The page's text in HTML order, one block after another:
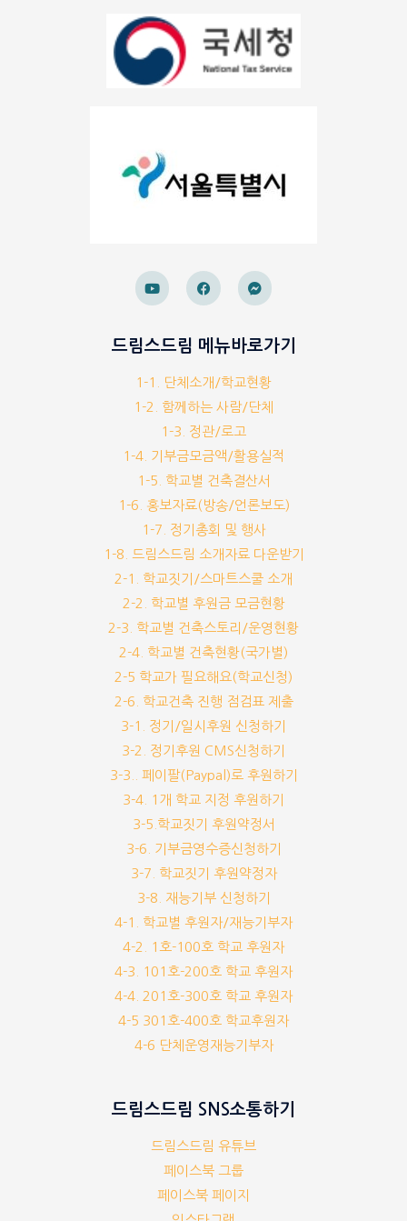
드림스드림 메뉴바로가기
1-1. 단체소개/학교현황
1-2. 함께하는 사람/단체
1-3. 정관/로고
1-4. 기부금모금액/활용실적
1-5. 학교별 건축결산서
1-6. 홍보자료(방송/언론보도)
1-7. 정기총회 및 행사
1-8. 드림스드림 소개자료 다운받기
2-1. 학교짓기/스마트스쿨 소개
2-2. 학교별 후원금 모금현황
2-3. 학교별 건축스토리/운영현황
2-4. 학교별 건축현황(국가별)
2-5 학교가 필요해요(학교신청)
2-6. 학교건축 진행 점검표 제출
3-1. 정기/일시후원 신청하기
3-2. 정기후원 CMS신청하기
3-3.. 페이팔(Paypal)로 후원하기
3-4. 1개 학교 지정 후원하기
3-5.학교짓기 후원약정서
3-6. 기부금영수증신청하기
3-7. 학교짓기 후원약정자
3-8. 재능기부 신청하기
4-1. 학교별 후원자/재능기부자
4-2. 1호-100호 학교 후원자
4-3. 101호-200호 학교 후원자
4-4. 201호-300호 학교 후원자
4-5 301호-400호 학교후원자
4-6 단체운영재능기부자
드림스드림 SNS소통하기
드림스드림 유튜브
페이스북 그룹
페이스북 페이지